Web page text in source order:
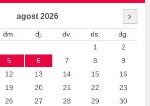
agost 2026
dm. dj. dv. ds.
dg.
1
2
5 6 7 8
9
12 13 14 15
16
19 20 21 22
23
26 27 28 29
30